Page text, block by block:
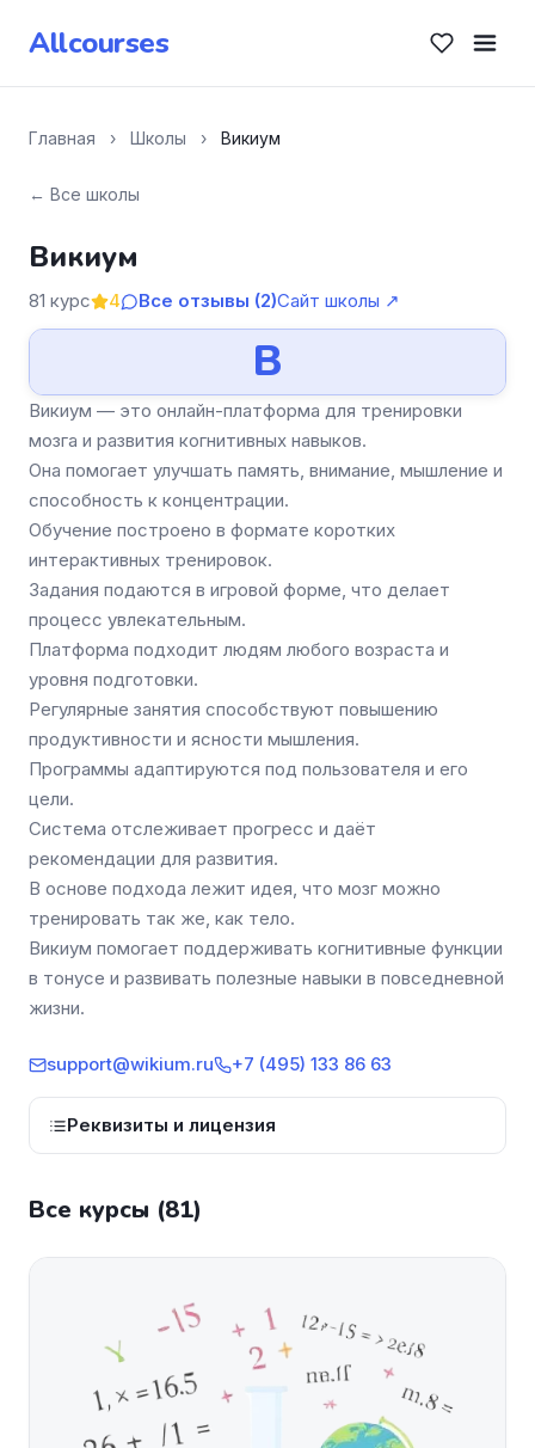
Allcourses
Главная › Школы › Викиум
← Все школы
Викиум
81 курс 4 Все отзывы (2)Сайт школы ↗
В
Викиум — это онлайн-платформа для тренировки
мозга и развития когнитивных навыков.
Она помогает улучшать память, внимание, мышление и
способность к концентрации.
Обучение построено в формате коротких
интерактивных тренировок.
Задания подаются в игровой форме, что делает
процесс увлекательным.
Платформа подходит людям любого возраста и
уровня подготовки.
Регулярные занятия способствуют повышению
продуктивности и ясности мышления.
Программы адаптируются под пользователя и его
цели.
Система отслеживает прогресс и даёт
рекомендации для развития.
В основе подхода лежит идея, что мозг можно
тренировать так же, как тело.
Викиум помогает поддерживать когнитивные функции
в тонусе и развивать полезные навыки в повседневной
жизни.
support@wikium.ru +7 (495) 133 86 63
Реквизиты и лицензия
Все курсы (81)